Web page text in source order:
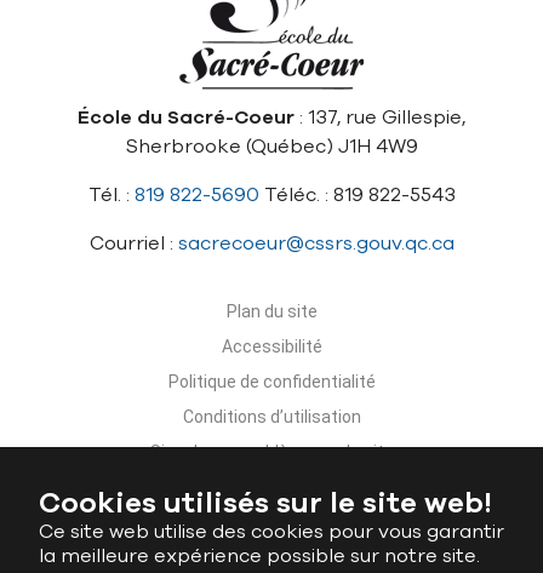
Cookies utilisés sur le site web!
Ce site web utilise des cookies pour vous garantir
la meilleure expérience possible sur notre site.
École du Sacré-Coeur : 137, rue Gillespie,
Sherbrooke (Québec) J1H 4W9
Tél. : 819 822-5690 Téléc. : 819 822-5543
Courriel : sacrecoeur@cssrs.gouv.qc.ca
Plan du site
Accessibilité
Politique de confidentialité
Conditions d’utilisation
Signaler un problème sur le site
Nous joindre